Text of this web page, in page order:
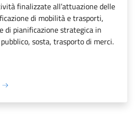
finalizzate all’attuazione delle
di mobilità e trasporti,
di pianificazione strategica in
sosta, trasporto di merci.